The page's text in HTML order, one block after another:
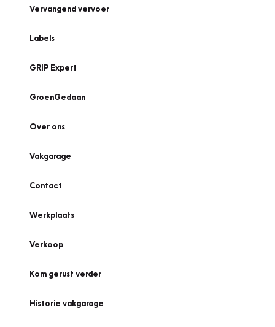
Vervangend vervoer
Labels
GRIP Expert
GroenGedaan
Over ons
Vakgarage
Contact
Werkplaats
Verkoop
Kom gerust verder
Historie vakgarage